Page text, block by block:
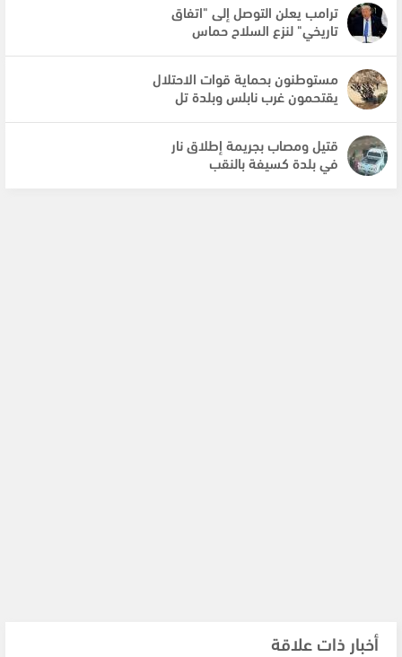
ترامب يعلن التوصل إلى "اتفاق
تاريخي" لنزع السلاح حماس
مستوطنون بحماية قوات الاحتلال
يقتحمون غرب نابلس وبلدة تل
قتيل ومصاب بجريمة إطلاق نار
في بلدة كسيفة بالنقب
أخبار ذات علاقة